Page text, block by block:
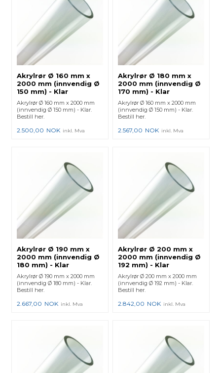
Akrylrør Ø 160 mm x
2000 mm (innvendig Ø
150 mm) - Klar
Akrylrør Ø 160 mm x 2000 mm
(innvendig Ø 150 mm) - Klar.
Bestill her.
2.500,00 NOK inkl. Mva
Akrylrør Ø 180 mm x
2000 mm (innvendig Ø
170 mm) - Klar
Akrylrør Ø 160 mm x 2000 mm
(innvendig Ø 150 mm) - Klar.
Bestill her.
2.567,00 NOK inkl. Mva
Akrylrør Ø 190 mm x
2000 mm (innvendig Ø
180 mm) - Klar
Akrylrør Ø 190 mm x 2000 mm
(innvendig Ø 180 mm) - Klar.
Bestill her.
2.667,00 NOK inkl. Mva
Akrylrør Ø 200 mm x
2000 mm (innvendig Ø
192 mm) - Klar
Akrylrør Ø 200 mm x 2000 mm
(innvendig Ø 192 mm) - Klar.
Bestill her.
2.842,00 NOK inkl. Mva